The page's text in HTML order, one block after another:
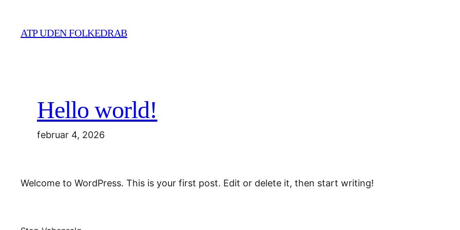
indhold
ATP UDEN FOLKEDRAB
Hello world!
februar 4, 2026
Welcome to WordPress. This is your first post. Edit or delete it, then start writing!